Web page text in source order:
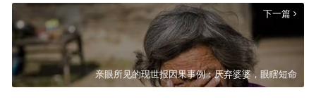
下一篇
亲眼所见的现世报因果事例：厌弃婆婆，眼瞎短命